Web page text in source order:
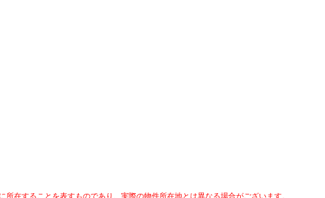
在することを表すものであり、実際の物件所在地とは異なる場合がございます。